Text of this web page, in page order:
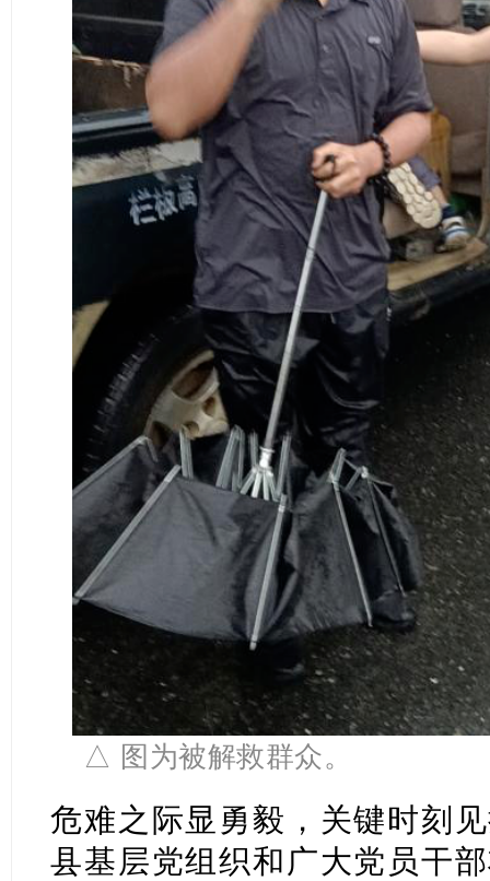
△ 图为被解救群众。
危难之际显勇毅，关键时刻
县基层党组织和广大党员干